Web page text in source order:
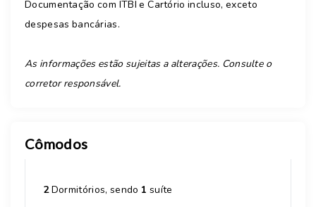
Documentação com ITBI e Cartório incluso, exceto
despesas bancárias.
As informações estão sujeitas a alterações. Consulte o
corretor responsável.
Cômodos
2Dormitórios, sendo 1 suíte